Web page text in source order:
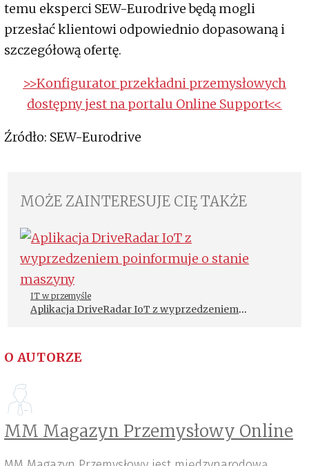
temu eksperci SEW-Eurodrive będą mogli
przesłać klientowi odpowiednio dopasowaną i
szczegółową ofertę.
>>Konfigurator przekładni przemysłowych
dostępny jest na portalu Online Support<<
Źródło: SEW-Eurodrive
MOŻE ZAINTERESUJE CIĘ TAKŻE
IT w przemyśle
Aplikacja DriveRadar IoT z wyprzedzeniem
O AUTORZE
MM Magazyn Przemysłowy Online